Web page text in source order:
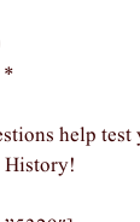
*
help